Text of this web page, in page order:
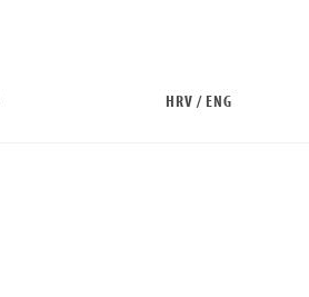
HRV / ENG